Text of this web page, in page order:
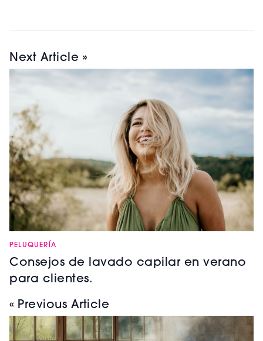
Next Article »
PELUQUERÍA
Consejos de lavado capilar en verano
para clientes.
« Previous Article